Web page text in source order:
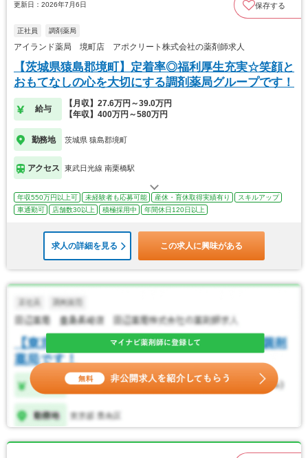
更新日：2026年7月6日 保存する
正社員 調剤薬局
アイランド薬局 境町店 アポクリート株式会社の薬剤師求人
【茨城県猿島郡境町】定着率◎福利厚生充実☆笑顔と
おもてなしの心を大切にする調剤薬局グループです！
給与
【月収】27.6万円～39.0万円
【年収】400万円～580万円
勤務地 茨城県 猿島郡境町
アクセス 東武日光線 南栗橋駅
年収550万円以上可 未経験者も応募可能 産休・育休取得実績有り
スキルアップ
車通勤可
店舗数30以上 積極採用中 年間休日120日以上
求人の詳細を見る この求人に興味がある